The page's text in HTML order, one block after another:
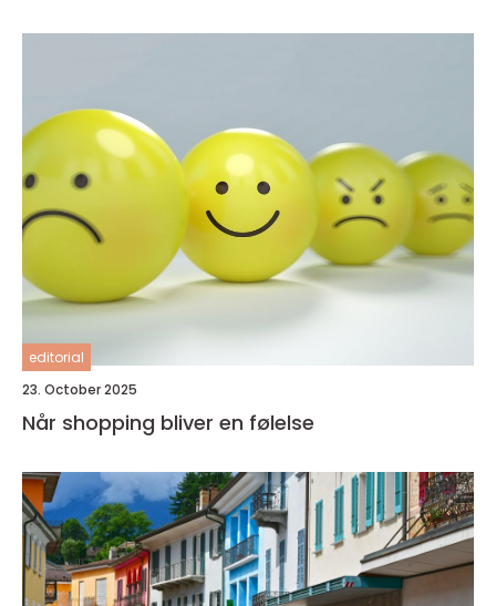
editorial
23. October 2025
Når shopping bliver en følelse